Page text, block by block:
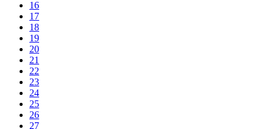
16
17
18
19
20
21
22
23
24
25
26
27